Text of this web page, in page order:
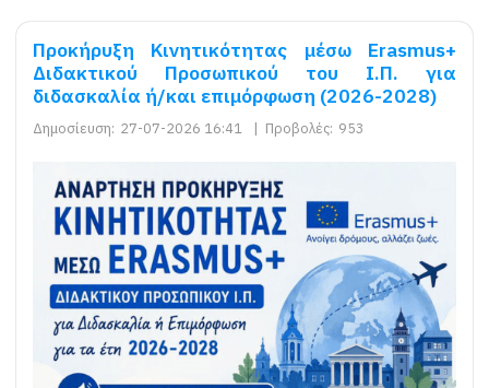
Προκήρυξη Κινητικότητας μέσω Erasmus+
Διδακτικού Προσωπικού του Ι.Π. για
διδασκαλία ή/και επιμόρφωση (2026-2028)
Δημοσίευση: 27-07-2026 16:41 | Προβολές: 953